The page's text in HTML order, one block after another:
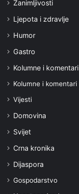
Zanimljivosti
Ljepota i zdravlje
Humor
Gastro
Kolumne i komentari
Kolumne i komentari
Vijesti
Domovina
Svijet
Crna kronika
Dijaspora
Gospodarstvo